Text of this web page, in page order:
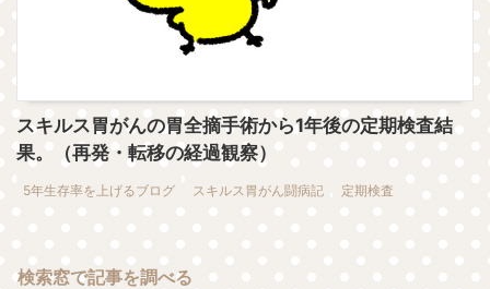
スキルス胃がんの胃全摘手術から1年後の定期検査結
果。（再発・転移の経過観察）
5年生存率を上げるブログ スキルス胃がん闘病記 定期検査
検索窓で記事を調べる